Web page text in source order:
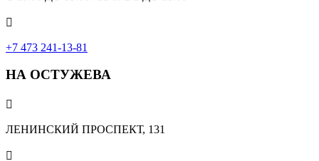

+7 473 241-13-81
НА ОСТУЖЕВА

ЛЕНИНСКИЙ ПРОСПЕКТ, 131
